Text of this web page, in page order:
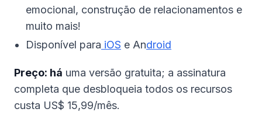
emocional, construção de relacionamentos e
muito mais!
Disponível para iOS e Android
Preço: há uma versão gratuita; a assinatura
completa que desbloqueia todos os recursos
custa US$ 15,99/mês.